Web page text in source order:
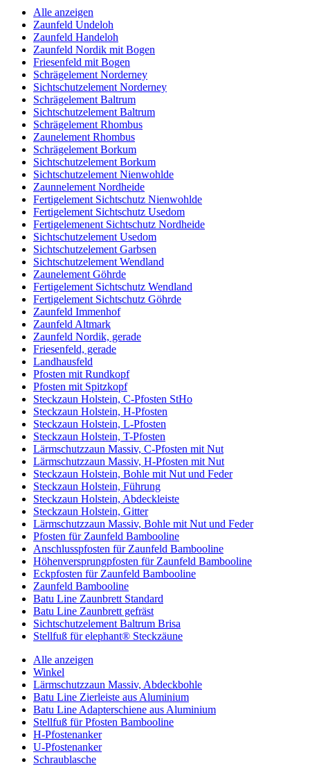
Alle anzeigen
Zaunfeld Undeloh
Zaunfeld Handeloh
Zaunfeld Nordik mit Bogen
Friesenfeld mit Bogen
Schrägelement Norderney
Sichtschutzelement Norderney
Schrägelement Baltrum
Sichtschutzelement Baltrum
Schrägelement Rhombus
Zaunelement Rhombus
Schrägelement Borkum
Sichtschutzelement Borkum
Sichtschutzelement Nienwohlde
Zaunnelement Nordheide
Fertigelement Sichtschutz Nienwohlde
Fertigelement Sichtschutz Usedom
Fertigelemenent Sichtschutz Nordheide
Sichtschutzelement Usedom
Sichtschutzelement Garbsen
Sichtschutzelement Wendland
Zaunelement Göhrde
Fertigelement Sichtschutz Wendland
Fertigelement Sichtschutz Göhrde
Zaunfeld Immenhof
Zaunfeld Altmark
Zaunfeld Nordik, gerade
Friesenfeld, gerade
Landhausfeld
Pfosten mit Rundkopf
Pfosten mit Spitzkopf
Steckzaun Holstein, C-Pfosten StHo
Steckzaun Holstein, H-Pfosten
Steckzaun Holstein, L-Pfosten
Steckzaun Holstein, T-Pfosten
Lärmschutzzaun Massiv, C-Pfosten mit Nut
Lärmschutzzaun Massiv, H-Pfosten mit Nut
Steckzaun Holstein, Bohle mit Nut und Feder
Steckzaun Holstein, Führung
Steckzaun Holstein, Abdeckleiste
Steckzaun Holstein, Gitter
Lärmschutzzaun Massiv, Bohle mit Nut und Feder
Pfosten für Zaunfeld Bambooline
Anschlusspfosten für Zaunfeld Bambooline
Höhenversprungpfosten für Zaunfeld Bambooline
Eckpfosten für Zaunfeld Bambooline
Zaunfeld Bambooline
Batu Line Zaunbrett Standard
Batu Line Zaunbrett gefräst
Sichtschutzelement Baltrum Brisa
Stellfuß für elephant® Steckzäune
Alle anzeigen
Winkel
Lärmschutzzaun Massiv, Abdeckbohle
Batu Line Zierleiste aus Aluminium
Batu Line Adapterschiene aus Aluminium
Stellfuß für Pfosten Bambooline
H-Pfostenanker
U-Pfostenanker
Schraublasche